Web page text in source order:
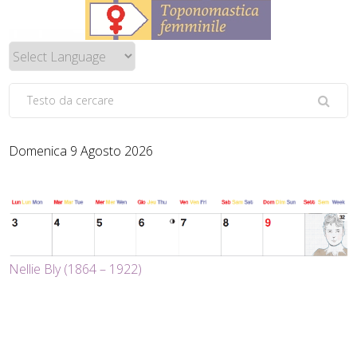
Domenica 9 Agosto 2026
Nellie Bly (1864 – 1922)